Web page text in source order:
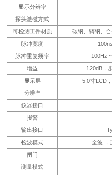
显示分辨率
探头激磁方式
可检测工件材质
碳钢、铸钢、
脉冲宽度
脉冲重复频率
100Hz
增益
120dB，
显示屏
5.0寸LCD
分辨率
仪器接口
报警
输出接口
检波模式
全波 ，
闸门
测量模式